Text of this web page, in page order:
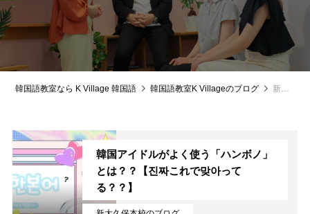
スケジュール
K Village韓国留学
韓国語教室なら K Village 韓国語 韓国語教室K Villageのブログ 新大久保本校のブログ
韓国アイドルがよく使う「ハンボノ」
とは？？【진짜これで맞아って
る？？】